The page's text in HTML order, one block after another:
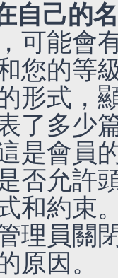
自己的
可能會
您的等
形式，
了多少
是會員
否允許
和約束
理員關
原因。